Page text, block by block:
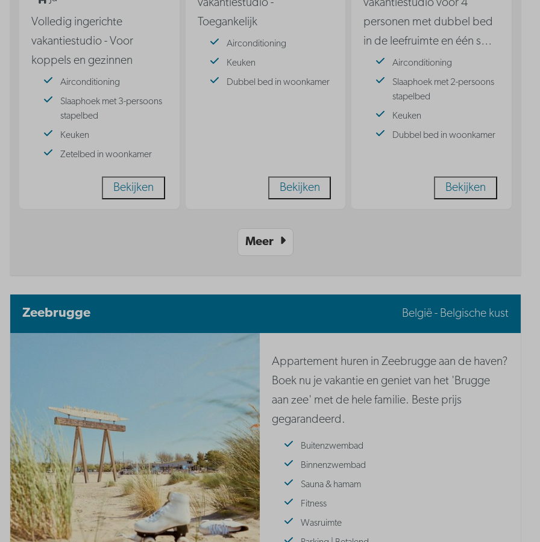
Volledig ingerichte
vakantiestudio - Voor
koppels en gezinnen
Airconditioning
Slaaphoek met 3-persoons
stapelbed
Keuken
Zetelbed in woonkamer
Bekijken
vakantiestudio -
Toegankelijk
Airconditioning
Keuken
Dubbel bed in woonkamer
Bekijken
vakantiestudio voor 4
personen met dubbel bed
in de leefruimte en één s…
Airconditioning
Slaaphoek met 2-persoons
stapelbed
Keuken
Dubbel bed in woonkamer
Bekijken
Meer
Zeebrugge België - Belgische kust
Appartement huren in Zeebrugge aan de haven?
Boek nu je vakantie en geniet van het 'Brugge
aan zee' met de hele familie. Beste prijs
gegarandeerd.
Buitenzwembad
Binnenzwembad
Sauna & hamam
Fitness
Wasruimte